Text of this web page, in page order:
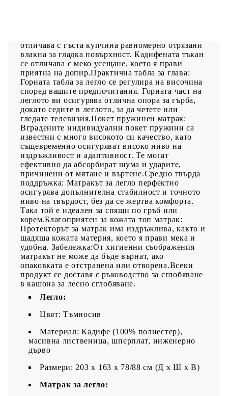
отличава с гъста купчина равномерно отрязани
влакна за гладка повърхност. Кадифената тъкан
се отличава с меко усещане, което я прави
приятна на допир.Практична табла за глава:
Горната табла за легло се регулира на височина
според вашите предпочитания. Горната част на
леглото ви осигурява отлична опора за гърба,
докато седите в леглото, за да четете или
гледате телевизия.Покет пружинен матрак:
Вградените индивидуални покет пружини са
известни с много високото си качество, като
същевременно осигуряват високо ниво на
издръжливост и адаптивност. Те могат
ефективно да абсорбират шума и ударите,
причинени от мятане и въртене.Средно твърда
поддръжка: Матракът за легло перфектно
осигурява допълнителна стабилност и точното
ниво на твърдост, без да се жертва комфорта.
Така той е идеален за спящи по гръб или
корем.Благоприятен за кожата топ матрак:
Протекторът за матрак има издръжлива, както и
щадяща кожата материя, което я прави мека и
удобна. Забележка:От хигиенни съображения
матракът не може да бъде върнат, ако
опаковката е отстранена или отворена.Всеки
продукт се доставя с ръководство за сглобяване
в кашона за лесно сглобяване.
Легло:
Цвят: Тъмносив
Материал: Кадифе (100% полиестер),
масивна лиственица, шперплат, инженерно
дърво
Размери: 203 x 163 x 78/88 см (Д x Ш x В)
Матрак за легло: